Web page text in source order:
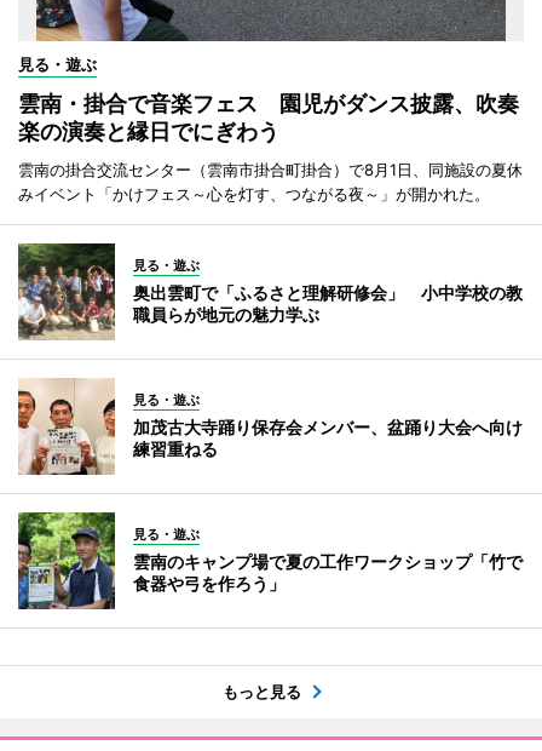
見る・遊ぶ
雲南・掛合で音楽フェス 園児がダンス披露、吹奏
楽の演奏と縁日でにぎわう
雲南の掛合交流センター（雲南市掛合町掛合）で8月1日、同施設の夏休
みイベント「かけフェス～心を灯す、つながる夜～」が開かれた。
見る・遊ぶ
奥出雲町で「ふるさと理解研修会」 小中学校の教
職員らが地元の魅力学ぶ
見る・遊ぶ
加茂古大寺踊り保存会メンバー、盆踊り大会へ向け
練習重ねる
見る・遊ぶ
雲南のキャンプ場で夏の工作ワークショップ「竹で
食器や弓を作ろう」
もっと見る